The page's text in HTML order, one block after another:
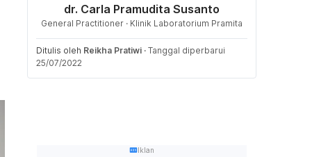
dr. Carla Pramudita Susanto
General Practitioner · Klinik Laboratorium Pramita
Ditulis oleh Reikha Pratiwi · Tanggal diperbarui
25/07/2022
Iklan